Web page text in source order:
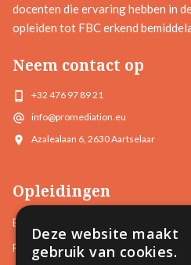
docenten die ervaring hebben in
opleiden tot FBC erkend
Neem contact op
+32 476 97 89 21
info@promediation.eu
Azalealaan 6, 2630 Aartselaar
Opleidingen
Basisopleidingen
Familiale Bemiddeling
Deze website maakt
gebruik van cookies.